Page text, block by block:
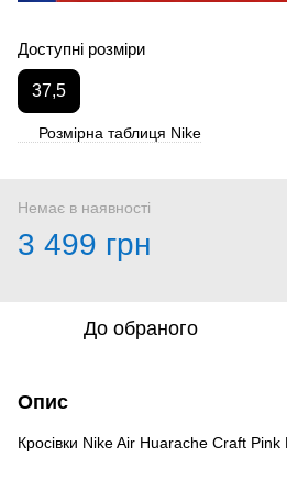
Доступні розміри
37,5
Розмірна таблиця Nike
Немає в наявності
3 499 грн
До обраного
Опис
Кросівки Nike Air Huarache Craft